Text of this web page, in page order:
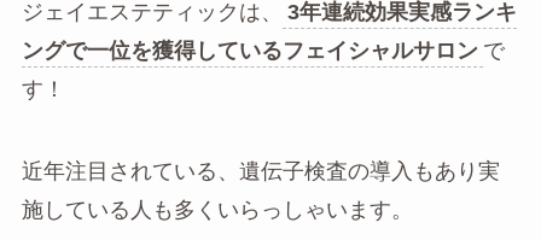
ジェイエステティックは、
3年連続効果実感ランキ
ングで一位を獲得しているフェイシャルサロン で
す！
近年注目されている、遺伝子検査の導入もあり実
施している人も多くいらっしゃいます。